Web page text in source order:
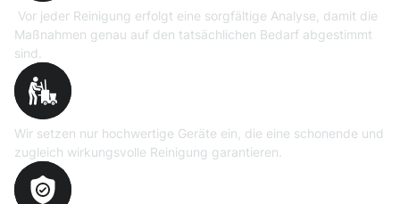
Vor jeder Reinigung erfolgt eine sorgfältige Analyse, damit die
Maßnahmen genau auf den tatsächlichen Bedarf abgestimmt
sind.
Wir setzen nur hochwertige Geräte ein, die eine schonende und
zugleich wirkungsvolle Reinigung garantieren.